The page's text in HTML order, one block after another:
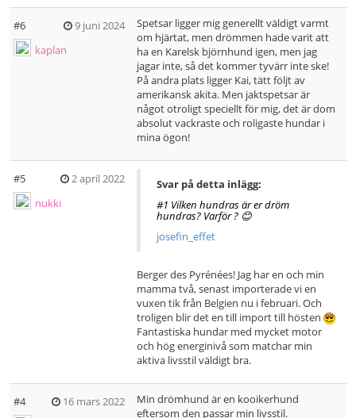
9 juni 2024
#6
kaplan
Spetsar ligger mig generellt väldigt varmt
om hjärtat, men drömmen hade varit att
ha en Karelsk björnhund igen, men jag
jagar inte, så det kommer tyvärr inte ske!
På andra plats ligger Kai, tätt följt av
amerikansk akita. Men jaktspetsar är
något otroligt speciellt för mig, det är dom
absolut vackraste och roligaste hundar i
mina ögon!
2 april 2022
#5
nukki
Svar på detta inlägg:
#1 Vilken hundras är er dröm
hundras? Varför ? 😊
josefin_effet
Berger des Pyrénées! Jag har en och min
mamma två, senast importerade vi en
vuxen tik från Belgien nu i februari. Och
troligen blir det en till import till hösten
Fantastiska hundar med mycket motor
och hög energinivå som matchar min
aktiva livsstil väldigt bra.
16 mars 2022
#4
Min drömhund är en kooikerhund
eftersom den passar min livsstil.